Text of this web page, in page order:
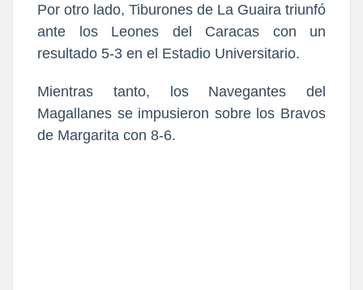
Por otro lado, Tiburones de La Guaira triunfó
ante los Leones del Caracas con un
resultado 5-3 en el Estadio Universitario.
Mientras tanto, los Navegantes del
Magallanes se impusieron sobre los Bravos
de Margarita con 8-6.